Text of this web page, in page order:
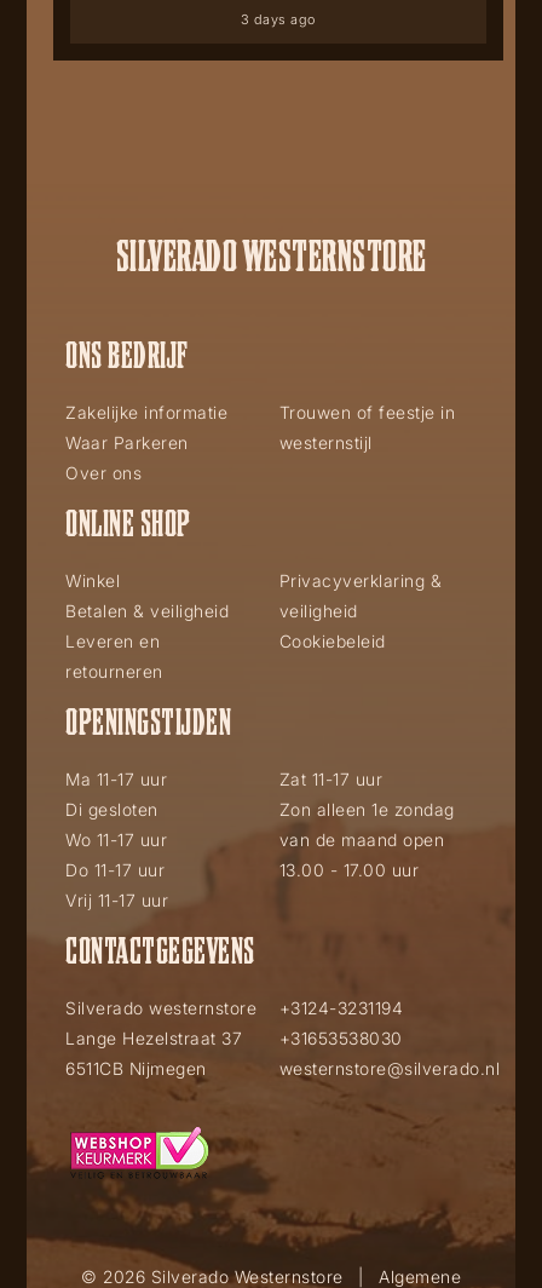
3 days ago
SILVERADO WESTERNSTORE
ONS BEDRIJF
Zakelijke informatie
Waar Parkeren
Over ons
Trouwen of feestje in
westernstijl
ONLINE SHOP
Winkel
Betalen & veiligheid
Leveren en
retourneren
Privacyverklaring &
veiligheid
Cookiebeleid
OPENINGSTIJDEN
Ma 11-17 uur
Di gesloten
Wo 11-17 uur
Do 11-17 uur
Vrij 11-17 uur
Zat 11-17 uur
Zon alleen 1e zondag
van de maand open
13.00 - 17.00 uur
CONTACTGEGEVENS
Silverado westernstore
Lange Hezelstraat 37
6511CB Nijmegen
+3124-3231194
+31653538030
westernstore@silverado.nl
© 2026 Silverado Westernstore
Algemene